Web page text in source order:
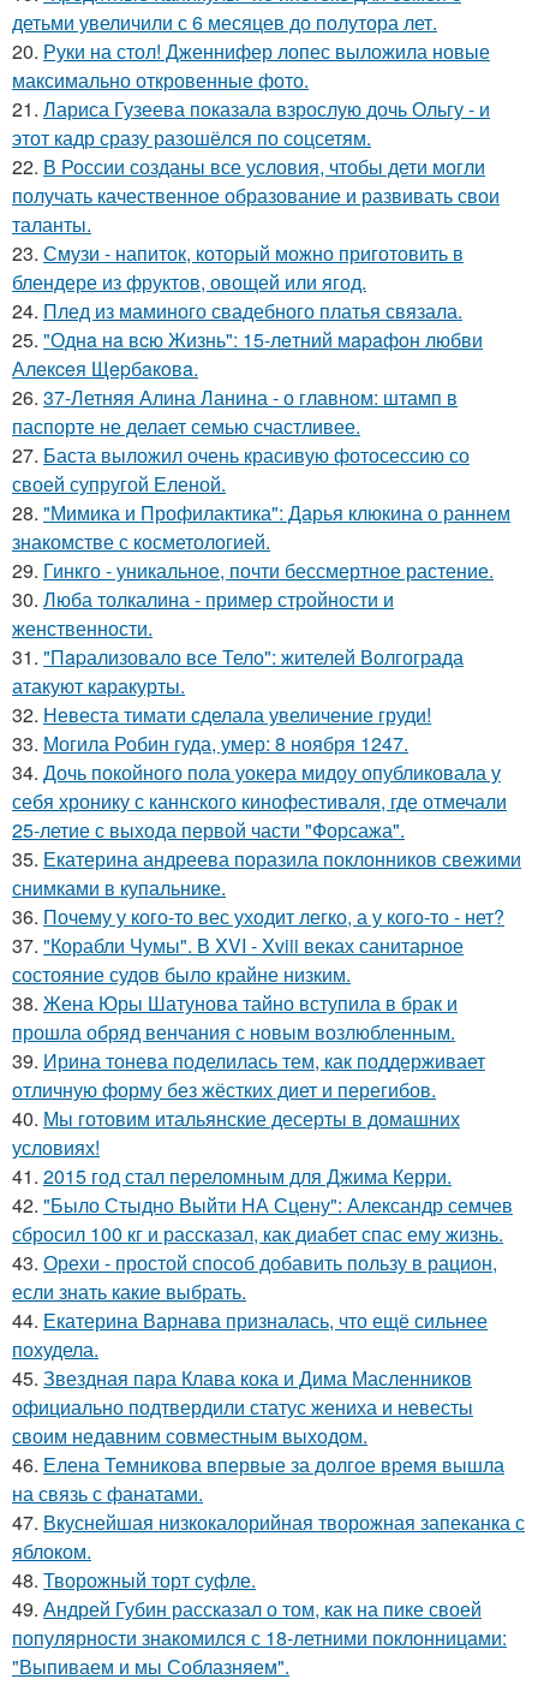
детьми увеличили с 6 месяцев до полутора лет.
20. Руки на стол! Дженнифер лопес выложила новые
максимально откровенные фото.
21. Лариса Гузеева показала взрослую дочь Ольгу - и
этот кадр сразу разошёлся по соцсетям.
22. В России созданы все условия, чтобы дети могли
получать качественное образование и развивать свои
таланты.
23. Смузи - напиток, который можно приготовить в
блендере из фруктов, овощей или ягод.
24. Плед из маминого свадебного платья связала.
25. "Однa нa вcю Жизнь": 15-лeтний мapaфoн любви
Алeкceя Щepбaкoвa.
26. 37-Летняя Алина Ланина - о главном: штамп в
паспорте не делает семью счастливее.
27. Баста выложил очень красивую фотосессию со
своей супругой Еленой.
28. "Мимика и Профилактика": Дарья клюкина о раннем
знакомстве с косметологией.
29. Гинкго - уникальное, почти бессмертное растение.
30. Люба толкалина - пример стройности и
женственности.
31. "Пapализовало все Тело": жителей Волгограда
атакуют каракурты.
32. Невеста тимати сделала увеличение груди!
33. Могила Робин гуда, умер: 8 ноября 1247.
34. Дочь покойного пола уокера мидоу опубликовала у
себя хронику с каннского кинофестиваля, где отмечали
25-летие с выхода первой части "Форсажа".
35. Екатерина андреева поразила поклонников свежими
снимками в купальнике.
36. Почему у кого-то вес уходит легко, а у кого-то - нет?
37. "Корабли Чумы". В XVI - Xviii веках санитарное
состояние судов было крайне низким.
38. Жена Юры Шатунова тайно вступила в брак и
прошла обряд венчания с новым возлюбленным.
39. Ирина тонева поделилась тем, как поддерживает
отличную форму без жёстких диет и перегибов.
40. Мы готовим итальянские десерты в домашних
условиях!
41. 2015 год стал переломным для Джима Керри.
42. "Было Стыдно Выйти НА Сцену": Александр семчев
сбросил 100 кг и рассказал, как диабет спас ему жизнь.
43. Орехи - простой способ добавить пользу в рацион,
если знать какие выбрать.
44. Екатерина Варнава призналась, что ещё сильнее
похудела.
45. Звездная пара Клава кока и Дима Масленников
официально подтвердили статус жениха и невесты
своим недавним совместным выходом.
46. Елена Темникова впервые за долгое время вышла
на связь с фанатами.
47. Вкуснейшая низкокалорийная творожная запеканка с
яблоком.
48. Творожный торт суфле.
49. Андрей Губин рассказал о том, как на пике своей
популярности знакомился с 18-летними поклонницами:
"Выпиваем и мы Соблазняем".